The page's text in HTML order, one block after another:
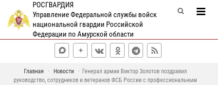
РОСГВАРДИЯ
Управление Федеральной службы войск
национальной гвардии Российской
Федерации по Амурской области
Главная Новости
Генерал армии Виктор Золотов поздравил
руководство, сотрудников и ветеранов ФСБ России с профессиональным